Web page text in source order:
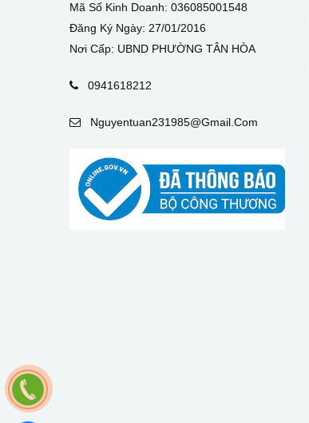
Mã Số Kinh Doanh: 036085001548
Đăng Ký Ngày: 27/01/2016
Nơi Cấp: UBND PHƯỜNG TÂN HÒA
0941618212
Nguyentuan231985@gmail.com